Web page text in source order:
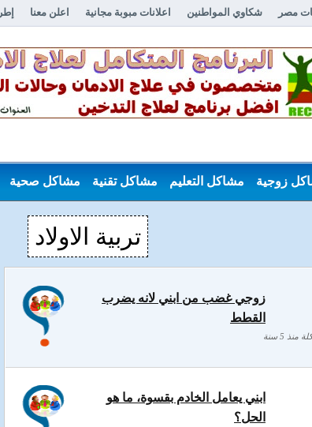
مصر شكاوي المواطنين اعلانات مبوبة مجانية اعلن معنا
زوجية مشاكل التعليم مشاكل تقنية مشاكل صحية
تربية الاولاد
زوجي غضب من ابني لانه يضرب
القطط
5 سنة
ابني يعامل الخادم بقسوة، ما هو
الحل؟